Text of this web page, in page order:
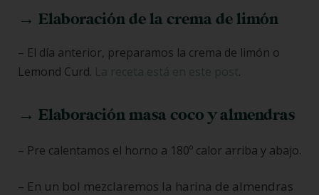
→ Elaboración de la crema de limón
– El día anterior, preparamos la crema de limón o
Lemond Curd. La receta está en este post.
→ Elaboración masa coco y almendras
– Pre calentamos el horno a 180º calor arriba y abajo.
– En un bol mezclaremos la harina de almendras